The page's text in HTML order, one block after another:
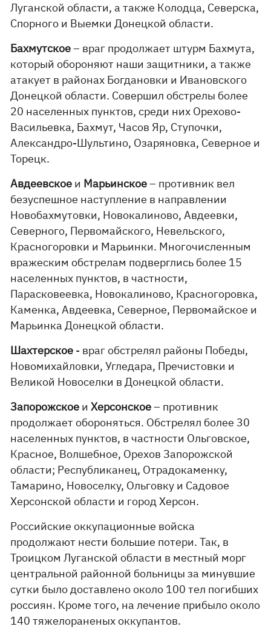
Луганской области, а также Колодца, Северска,
Спорного и Выемки Донецкой области.
Бахмутское– враг продолжает штурм Бахмута,
который обороняют наши защитники, а также
атакует в районах Богдановки и Ивановского
Донецкой области. Совершил обстрелы более
20 населенных пунктов, среди них Орехово-
Васильевка, Бахмут, Часов Яр, Ступочки,
Александро-Шультино, Озаряновка, Северное и
Торецк.
Авдеевское и Марьинское– противник вел
безуспешное наступление в направлении
Новобахмутовки, Новокалиново, Авдеевки,
Северного, Первомайского, Невельского,
Красногоровки и Марьинки. Многочисленным
вражеским обстрелам подверглись более 15
населенных пунктов, в частности,
Парасковеевка, Новокалиново, Красногоровка,
Каменка, Авдеевка, Северное, Первомайское и
Марьинка Донецкой области.
Шахтерское - враг обстрелял районы Победы,
Новомихайловки, Угледара, Пречистовки и
Великой Новоселки в Донецкой области.
Запорожское иХерсонское– противник
продолжает обороняться. Обстрелял более 30
населенных пунктов, в частности Ольговское,
Красное, Волшебное, Орехов Запорожской
области; Республиканец, Отрадокаменку,
Тамарино, Новоселку, Ольговку и Садовое
Херсонской области и город Херсон.
Российские оккупационные войска
продолжают нести большие потери. Так, в
Троицком Луганской области в местный морг
центральной районной больницы за минувшие
сутки было доставлено около 100 тел погибших
россиян. Кроме того, на лечение прибыло около
140 тяжелораненых оккупантов.